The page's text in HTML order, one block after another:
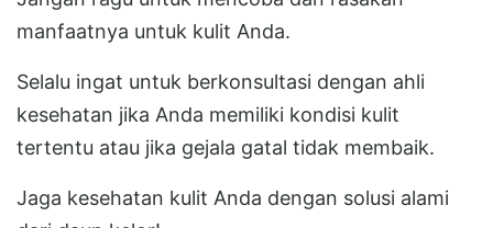
manfaatnya untuk kulit Anda.
Selalu ingat untuk berkonsultasi dengan ahli
kesehatan jika Anda memiliki kondisi kulit
tertentu atau jika gejala gatal tidak membaik.
Jaga kesehatan kulit Anda dengan solusi alami